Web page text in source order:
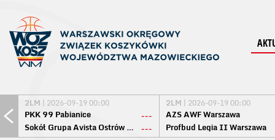
2LM | 2026-09-19 00:00
PKK 99 Pabianice
---
Sokół Grupa Avista Ostrów Maz. ---
2LM | 2026-09-19 00:00
AZS AWF Warszawa
Profbud Legia II Warszawa